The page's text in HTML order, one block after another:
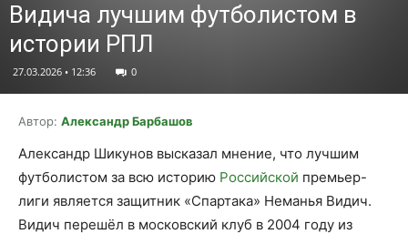
Видича лучшим футболистом в
истории РПЛ
27.03.2026 • 12:36 0
Автор: Александр Барбашов
Александр Шикунов высказал мнение, что лучшим
футболистом за всю историю Российской премьер-
лиги является защитник «Спартака» Неманья Видич.
Видич перешёл в московский клуб в 2004 году из